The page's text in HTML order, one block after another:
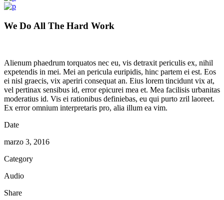
We Do All The Hard Work
Alienum phaedrum torquatos nec eu, vis detraxit periculis ex, nihil
expetendis in mei. Mei an pericula euripidis, hinc partem ei est. Eos
ei nisl graecis, vix aperiri consequat an. Eius lorem tincidunt vix at,
vel pertinax sensibus id, error epicurei mea et. Mea facilisis urbanitas
moderatius id. Vis ei rationibus definiebas, eu qui purto zril laoreet.
Ex error omnium interpretaris pro, alia illum ea vim.
Date
marzo 3, 2016
Category
Audio
Share